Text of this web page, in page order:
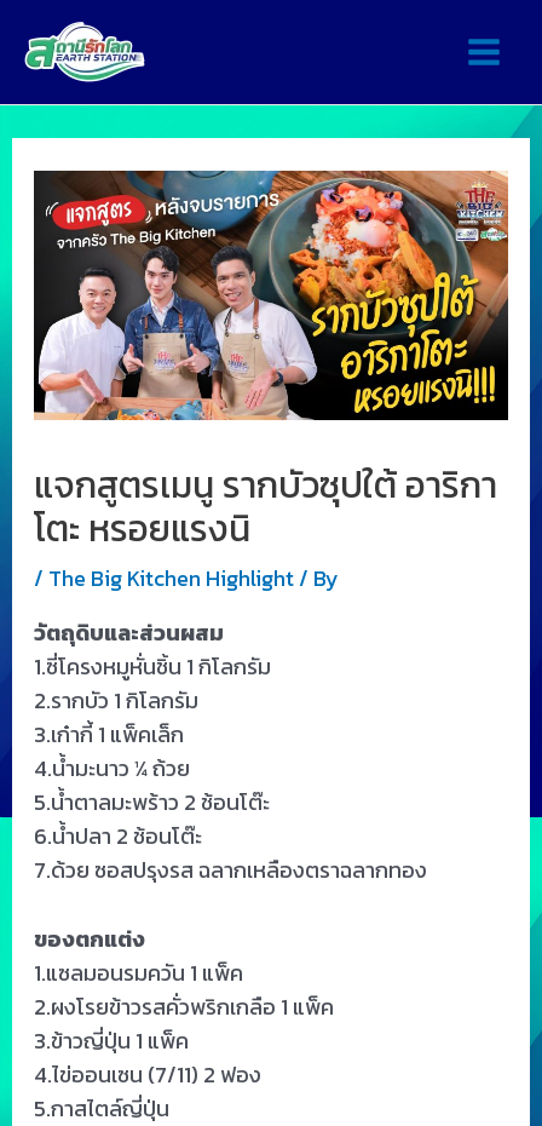
แจกสูตรเมนู รากบัวซุปใต้ อาริกา
โตะ หรอยแรงนิ
/ The Big Kitchen Highlight/ By
วัตถุดิบและส่วนผสม
1.ซี่โครงหมูหั่นชิ้น 1 กิโลกรัม
2.รากบัว 1 กิโลกรัม
3.เก๋ากี้ 1 แพ็คเล็ก
4.น้ำมะนาว ¼ ถ้วย
5.น้ำตาลมะพร้าว 2 ช้อนโต๊ะ
6.น้ำปลา 2 ช้อนโต๊ะ
7.ด้วย ซอสปรุงรส ฉลากเหลืองตราฉลากทอง
ของตกแต่ง
1.แซลมอนรมควัน 1 แพ็ค
2.ผงโรยข้าวรสคั่วพริกเกลือ 1 แพ็ค
3.ข้าวญี่ปุ่น 1 แพ็ค
4.ไข่ออนเซน (7/11) 2 ฟอง
5.กาสไตล์ญี่ปุ่น